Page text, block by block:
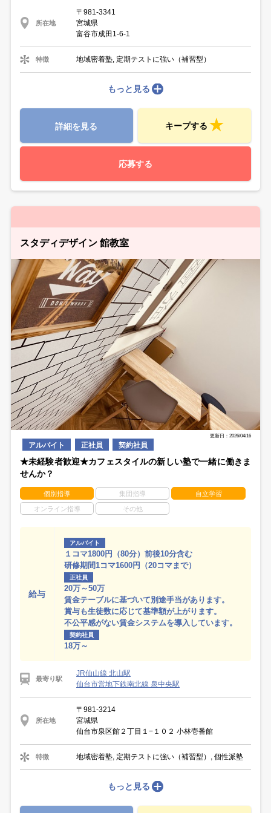
所在地
〒981-3341
宮城県
富谷市成田1-6-1
特徴 地域密着塾, 定期テストに強い（補習型）
もっと見る
詳細を見る キープする
応募する
スタディデザイン 館教室
更新日：2026/04/16
アルバイト 正社員 契約社員
★未経験者歓迎★カフェスタイルの新しい塾で一緒に働きま
せんか？
個別指導 集団指導 自立学習
オンライン指導 その他
給与
アルバイト
１コマ1800円（80分）前後10分含む
研修期間1コマ1600円（20コマまで）
正社員
20万～50万
賃金テーブルに基づいて別途手当があります。
賞与も生徒数に応じて基準額が上がります。
不公平感がない賃金システムを導入しています。
契約社員
18万～
最寄り駅
JR仙山線 北山駅
仙台市営地下鉄南北線 泉中央駅
所在地
〒981-3214
宮城県
仙台市泉区館２丁目１−１０２ 小林壱番館
特徴 地域密着塾, 定期テストに強い（補習型）, 個性派塾
もっと見る